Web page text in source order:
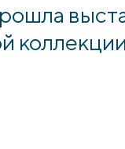
коллекции